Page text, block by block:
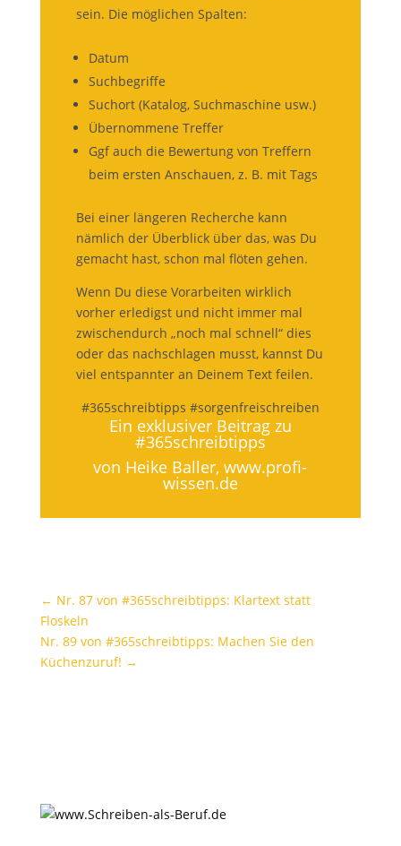
sein. Die möglichen Spalten:
Datum
Suchbegriffe
Suchort (Katalog, Suchmaschine usw.)
Übernommene Treffer
Ggf auch die Bewertung von Treffern
beim ersten Anschauen, z. B. mit Tags
Bei einer längeren Recherche kann
nämlich der Überblick über das, was Du
gemacht hast, schon mal flöten gehen.
Wenn Du diese Vorarbeiten wirklich
vorher erledigst und nicht immer mal
zwischendurch „noch mal schnell“ dies
oder das nachschlagen musst, kannst Du
viel entspannter an Deinem Text feilen.
#365schreibtipps #sorgenfreischreiben
Ein exklusiver Beitrag zu
#365schreibtipps
von Heike Baller,www.profi-
wissen.de
← Nr. 87 von #365schreibtipps: Klartext statt
Floskeln
Nr. 89 von #365schreibtipps: Machen Sie den
Küchenzuruf! →